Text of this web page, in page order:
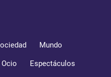
Mundo
Espectáculos